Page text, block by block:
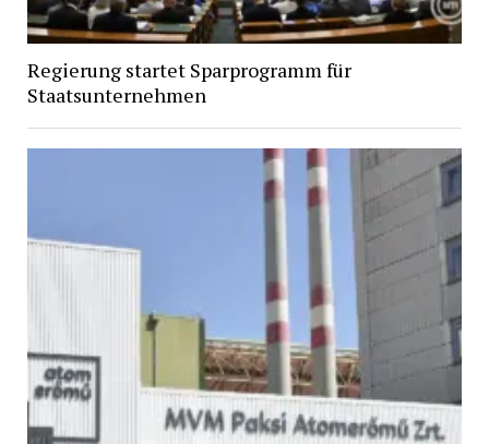
Regierung startet Sparprogramm für
Staatsunternehmen